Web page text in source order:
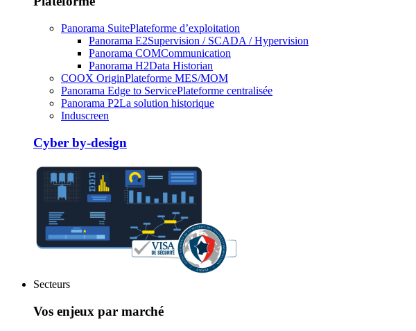
Panorama SuitePlateforme d’exploitation
Panorama E2Supervision / SCADA / Hypervision
Panorama COMCommunication
Panorama H2Data Historian
COOX OriginPlateforme MES/MOM
Panorama Edge to ServicePlateforme centralisée
Panorama P2La solution historique
Induscreen
Cyber by-design
Secteurs
Vos enjeux par marché